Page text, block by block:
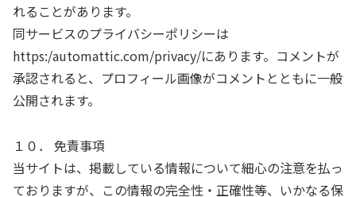
れることがあります。
同サービスのプライバシーポリシーは
https:/automattic.com/privacy/にあります。コメントが
承認されると、プロフィール画像がコメントとともに一般
公開されます。
１０． 免責事項
当サイトは、掲載している情報について細心の注意を払っ
ておりますが、この情報の完全性・正確性等、いかなる保